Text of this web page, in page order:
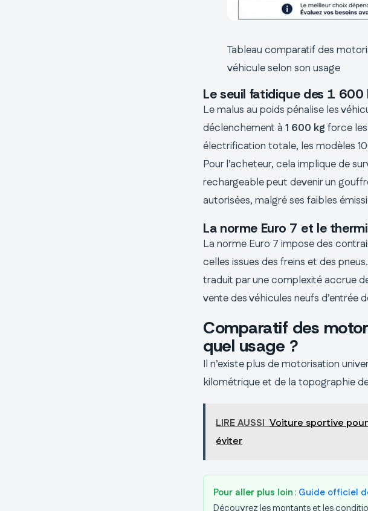
Tableau comparatif des
véhicule selon son usage
Le seuil fatidique des 1 600
Le malus au poids pénalise les
déclenchement à 1 600 kg force
électrification totale, les modèles
Pour l’acheteur, cela implique de
rechargeable peut devenir un
autorisées, malgré ses faibles
La norme Euro 7 et le
La norme Euro 7 impose des
celles issues des freins et des
traduit par une complexité accrue
vente des véhicules neufs d’entrée
Comparatif des
quel usage ?
Il n’existe plus de motorisation
kilométrique et de la topographie
LIRE AUSSI Voiture sportive
éviter
Pour aller plus loin : Guide officiel
Découvrez les montants et les